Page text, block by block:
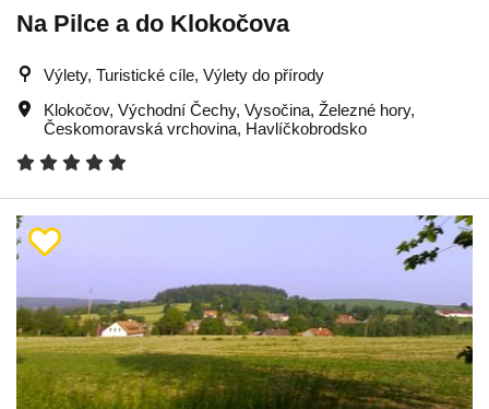
Na Pilce a do Klokočova
Výlety, Turistické cíle, Výlety do přírody
Klokočov, Východní Čechy, Vysočina, Železné hory,
Českomoravská vrchovina, Havlíčkobrodsko